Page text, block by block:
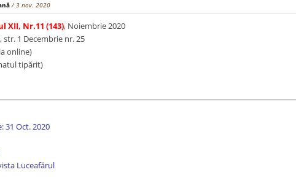
/ 3 nov. 2020
XII, Nr.11 (143), Noiembrie 2020
1 Decembrie nr. 25
online)
tipărit)
31 Oct. 2020
Luceafărul